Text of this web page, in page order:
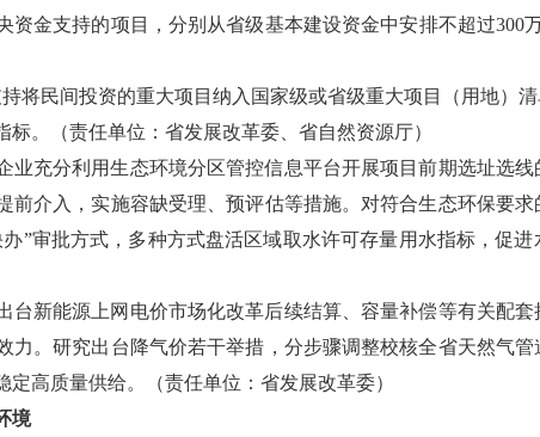
资金支持的项目，分别从省级基本建设资金中安排不超过300
将民间投资的重大项目纳入国家级或省级重大项目（用地）
。（责任单位：省发展改革委、省自然资源厅）
业充分利用生态环境分区管控信息平台开展项目前期选址选
前介入，实施容缺受理、预评估等措施。对符合生态环保要
”审批方式，多种方式盘活区域取水许可存量用水指标，促
台新能源上网电价市场化改革后续结算、容量补偿等有关配
力。研究出台降气价若干举措，分步骤调整校核全省天然气
高质量供给。（责任单位：省发展改革委）
境